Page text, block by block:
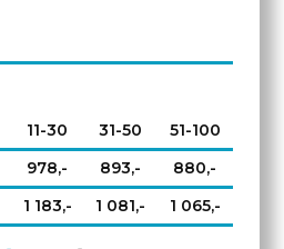
11-30 31-50
51-100
978,- 893,-
880,-
1 183,- 1 081,- 1 065,-